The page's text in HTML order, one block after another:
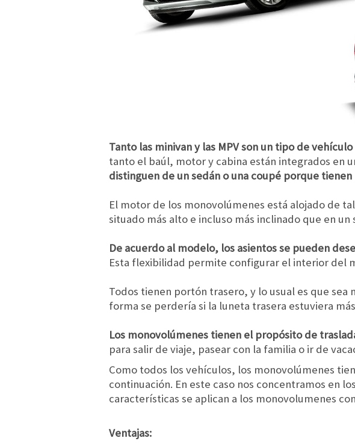
Tanto las minivan y las MPV son un tipo de
tanto el baúl, motor y cabina están integrados en
distinguen de un sedán o una coupé porque
El motor de los monovolúmenes está alojado de
situado más alto e incluso más inclinado que en
De acuerdo al modelo, los asientos se pueden
Esta flexibilidad permite configurar el interior del
Todos tienen portón trasero, y lo usual es que
forma se perdería si la luneta trasera estuviera
Los monovolúmenes tienen el propósito de
para salir de viaje, pasear con la familia o ir de
Como todos los vehículos, los monovolúmenes
continuación. En este caso nos concentramos en
características se aplican a los monovolumenes
Ventajas: